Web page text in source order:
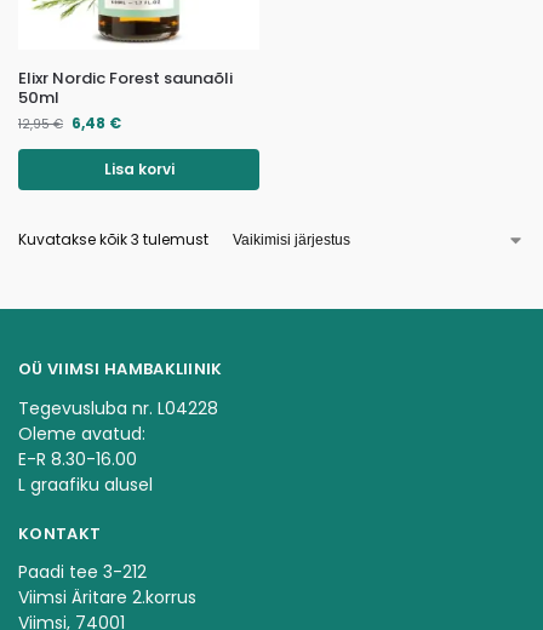
Elixr Nordic Forest saunaõli
50ml
12,95€ 6,48 €
Lisa korvi
Kuvatakse kõik 3 tulemust
OÜ VIIMSI HAMBAKLIINIK
Tegevusluba nr. L04228
Oleme avatud:
E-R 8.30-16.00
L graafiku alusel
KONTAKT
Paadi tee 3-212
Viimsi Äritare 2.korrus
Viimsi, 74001